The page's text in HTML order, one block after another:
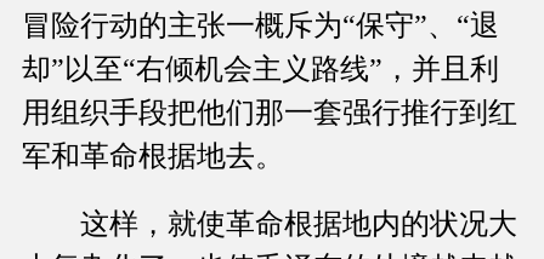
冒险行动的主张一概斥为“保守”、“退
却”以至“右倾机会主义路线”，并且利
用组织手段把他们那一套强行推行到红
军和革命根据地去。
这样，就使革命根据地内的状况大